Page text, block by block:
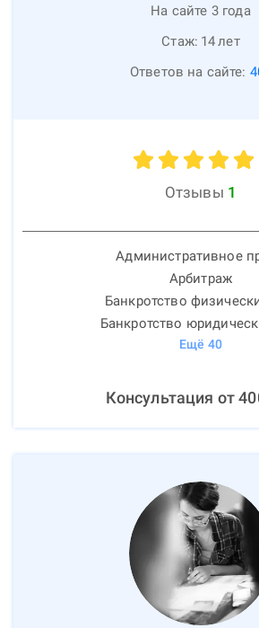
На сайте 3 года
Стаж: 14лет
Ответов на сайте:
Отзывы 1
Административное
Арбитраж
Банкротство
Банкротство
Ещё 40
Консультация от